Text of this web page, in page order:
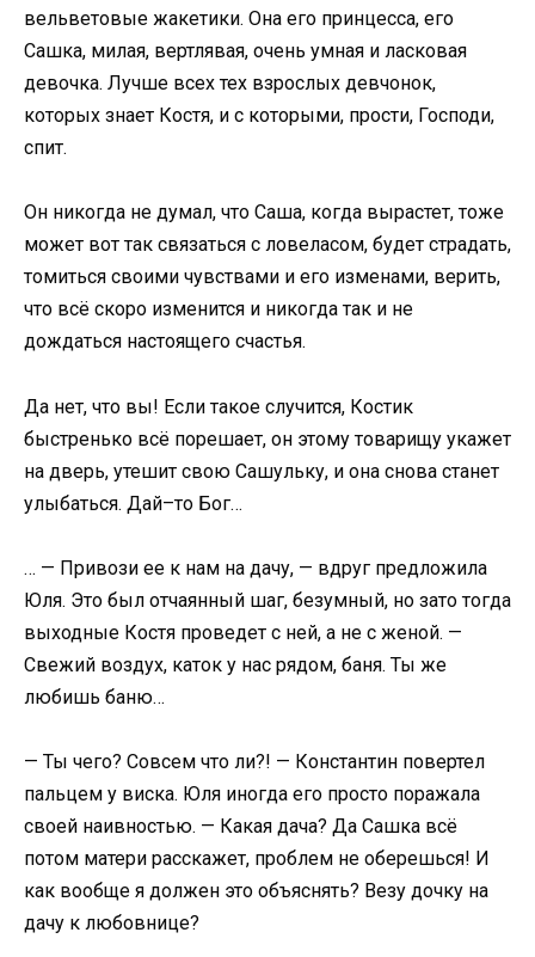
вельветовые жакетики. Она его принцесса, его
Сашка, милая, вертлявая, очень умная и ласковая
девочка. Лучше всех тех взрослых девчонок,
которых знает Костя, и с которыми, прости, Господи,
спит.
Он никогда не думал, что Саша, когда вырастет, тоже
может вот так связаться с ловеласом, будет страдать,
томиться своими чувствами и его изменами, верить,
что всё скоро изменится и никогда так и не
дождаться настоящего счастья.
Да нет, что вы! Если такое случится, Костик
быстренько всё порешает, он этому товарищу укажет
на дверь, утешит свою Сашульку, и она снова станет
улыбаться. Дай–то Бог…
… — Привози ее к нам на дачу, — вдруг предложила
Юля. Это был отчаянный шаг, безумный, но зато тогда
выходные Костя проведет с ней, а не с женой. —
Свежий воздух, каток у нас рядом, баня. Ты же
любишь баню…
— Ты чего? Совсем что ли?! — Константин повертел
пальцем у виска. Юля иногда его просто поражала
своей наивностью. — Какая дача? Да Сашка всё
потом матери расскажет, проблем не оберешься! И
как вообще я должен это объяснять? Везу дочку на
дачу к любовнице?